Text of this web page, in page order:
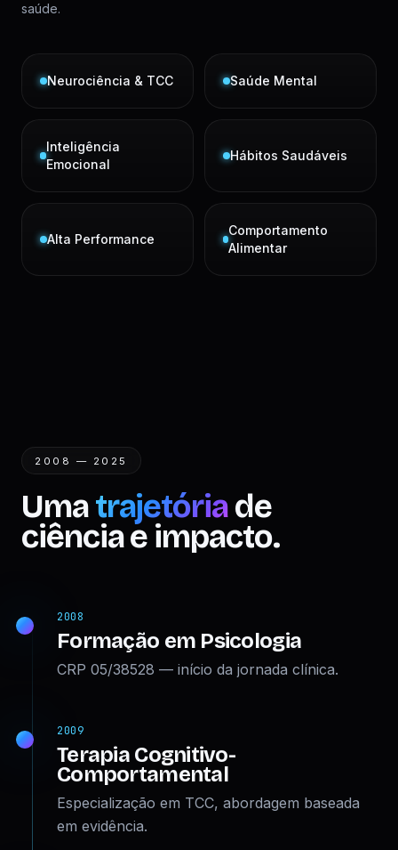
saúde.
Neurociência & TCC Saúde Mental
Inteligência
Emocional
Hábitos Saudáveis
Alta Performance
Comportamento
Alimentar
2008 — 2025
Umatrajetóriade
ciência e impacto.
2008
Formação em Psicologia
CRP 05/38528 — início da jornada clínica.
2009
Terapia Cognitivo-
Comportamental
Especialização em TCC, abordagem baseada
em evidência.